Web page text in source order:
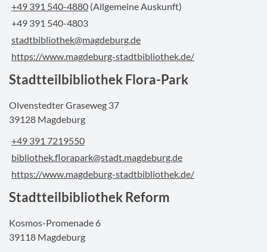
+49 391 540-4880 (Allgemeine Auskunft)
+49 391 540-4803
stadtbibliothek@magdeburg.de
https://www.magdeburg-stadtbibliothek.de/
Stadtteilbibliothek Flora-Park
Olvenstedter Graseweg 37
39128 Magdeburg
+49 391 7219550
bibliothek.florapark@stadt.magdeburg.de
https://www.magdeburg-stadtbibliothek.de/
Stadtteilbibliothek Reform
Kosmos-Promenade 6
39118 Magdeburg